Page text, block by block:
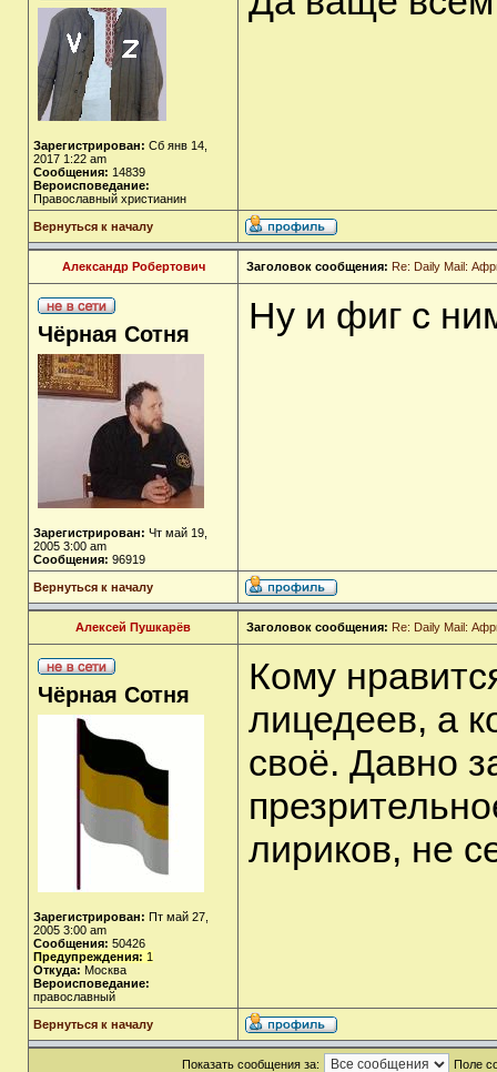
Зарегистрирован: Сб янв 14,
2017 1:22 am
Сообщения: 14839
Вероисповедание:
Православный христианин
Вернуться к началу
Александр Робертович Заголовок сообщения: Re: Daily Mail:
Чёрная Сотня
Зарегистрирован: Чт май 19,
2005 3:00 am
Сообщения: 96919
Ну и фиг с
Вернуться к началу
Алексей Пушкарёв Заголовок сообщения: Re: Daily Mail:
Чёрная Сотня
Зарегистрирован: Пт май 27,
2005 3:00 am
Сообщения: 50426
Предупреждения: 1
Откуда: Москва
Вероисповедание:
православный
Кому
лицедеев, а
своё. Давно
лириков, не
Вернуться к началу
Показать сообщения за: Поле